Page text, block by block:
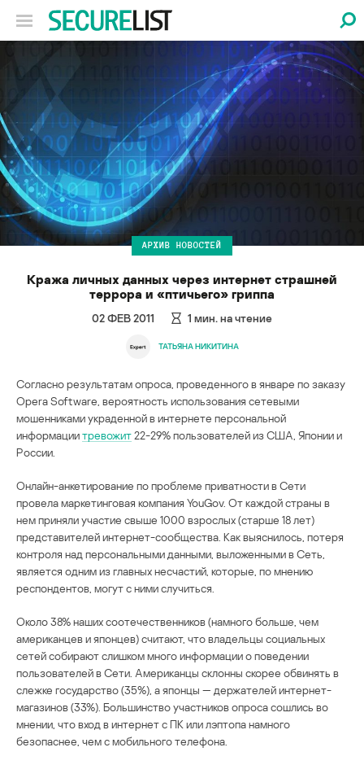
АРХИВ НОВОСТЕЙ
Кража личных данных через интернет страшней
террора и «птичьего» гриппа
02 ФЕВ 2011 1 мин. на чтение
ТАТЬЯНА НИКИТИНА
Согласно результатам опроса, проведенного в январе по заказу
Opera Software, вероятность использования сетевыми
мошенниками украденной в интернете персональной
информациитревожит22-29% пользователей из США, Японии и
России.
Онлайн-анкетирование по проблеме приватности в Сети
провела маркетинговая компания YouGov. От каждой страны в
нем приняли участие свыше 1000 взрослых (старше 18 лет)
представителей интернет-сообщества. Как выяснилось, потеря
контроля над персональными данными, выложенными в Сеть,
является одним из главных несчастий, которые, по мнению
респондентов, могут с ними случиться.
Около 38% наших соотечественников (намного больше, чем
американцев и японцев) считают, что владельцы социальных
сетей собирают слишком много информации о поведении
пользователей в Сети. Американцы склонны скорее обвинять в
слежке государство (35%), а японцы — держателей интернет-
магазинов (33%). Большинство участников опроса сошлись во
мнении, что вход в интернет с ПК или лэптопа намного
безопаснее, чем с мобильного телефона.